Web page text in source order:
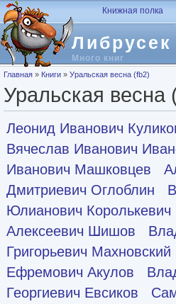
Перейти к основному содержанию
Либрусек
Много книг
Книжная полка
Вы здесь
Главная » Книги » Уральская весна (fb2)
Уральская весна
Леонид Иванович
Вячеслав Иванович
Иванович Машковцев
Дмитриевич Оглоблин
Юлианович Королькевич
Алексеевич Шишов
Григорьевич Махновский
Ефремович Акулов
Георгиевич Евсиков